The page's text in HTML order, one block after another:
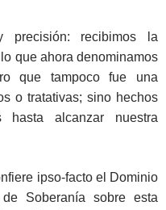
precisión: recibimos la
que ahora denominamos
que tampoco fue una
o tratativas; sino hechos
hasta alcanzar nuestra
ipso-facto el Dominio
Soberanía sobre esta